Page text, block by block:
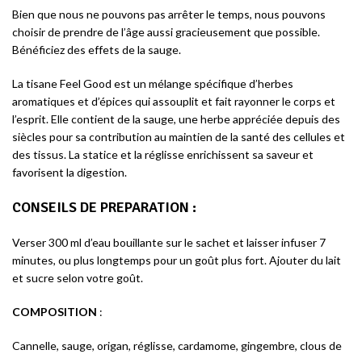
Bien que nous ne pouvons pas arrêter le temps, nous pouvons
choisir de prendre de l’âge aussi gracieusement que possible.
Bénéficiez des effets de la sauge.
La tisane Feel Good est un mélange spécifique d’herbes
aromatiques et d’épices qui assouplit et fait rayonner le corps et
l’esprit. Elle contient de la sauge, une herbe appréciée depuis des
siècles pour sa contribution au maintien de la santé des cellules et
des tissus. La statice et la réglisse enrichissent sa saveur et
favorisent la digestion.
CONSEILS DE PREPARATION :
Verser 300 ml d’eau bouillante sur le sachet et laisser infuser 7
minutes, ou plus longtemps pour un goût plus fort. Ajouter du lait
et sucre selon votre goût.
COMPOSITION :
Cannelle, sauge, origan, réglisse, cardamome, gingembre, clous de